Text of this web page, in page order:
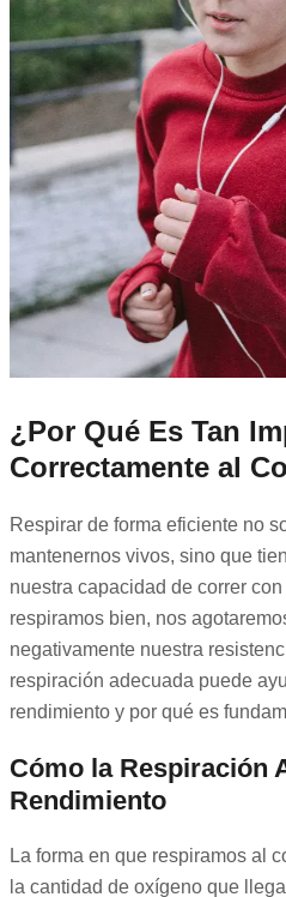
¿Por Qué Es Tan
Correctamente al
Respirar de forma eficiente no
mantenernos vivos, sino que
nuestra capacidad de correr
respiramos bien, nos
negativamente nuestra
respiración adecuada puede
rendimiento y por qué es
Cómo la Respiración
Rendimiento
La forma en que respiramos al
la cantidad de oxígeno que